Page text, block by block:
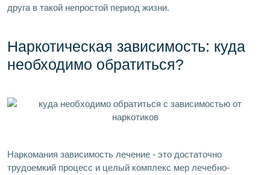
друга в такой непростой период жизни.
Наркотическая зависимость: куда
необходимо обратиться?
Наркомания зависимость лечение - это достаточно
трудоемкий процесс и целый комплекс мер лечебно-